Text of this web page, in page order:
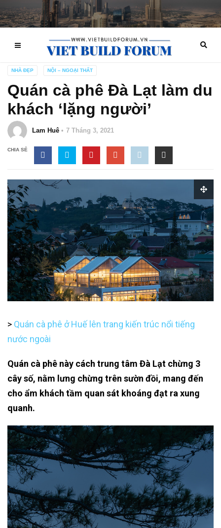
NHÀ ĐẸP NỘI – NGOẠI THẤT
Quán cà phê Đà Lạt làm du
khách ‘lặng người’
Lam Huê 7 Tháng 3, 2021
CHIA SẺ
> Quán cà phê ở Huế lên trang kiến trúc nổi tiếng
nước ngoài
Quán cà phê này cách trung tâm Đà Lạt chừng 3
cây số, nằm lưng chừng trên sườn đồi, mang đến
cho ẩm khách tầm quan sát khoáng đạt ra xung
quanh.